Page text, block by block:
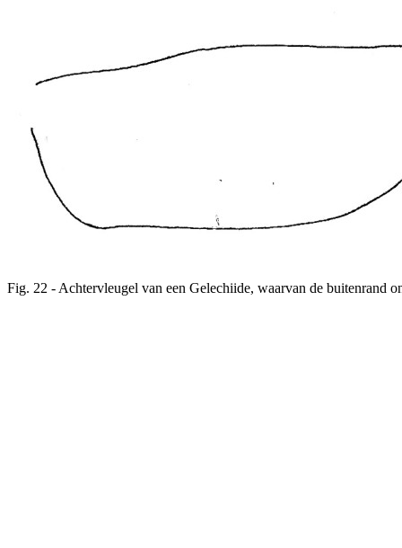
Fig. 22 - Achtervleugel van een Gelechiide, waarvan de buitenrand